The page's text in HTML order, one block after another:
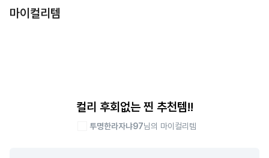
마이컬리템
컬리 후회없는 찐 추천템!!
투명한라자냐97님의 마이컬리템